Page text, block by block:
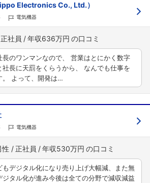
Electronics Co., Ltd.）
電気機器
正社員 年収636万円
長のワンマンなので、 営業はとにかく数字
社長に天罰をくらうから、 なんでも仕事を
。 よって、開発は…
電気機器
性 正社員 年収530万円
もデジタル化になり売り上げ大幅減、また無
ジタル化が進み今後は全ての分野で減収減益